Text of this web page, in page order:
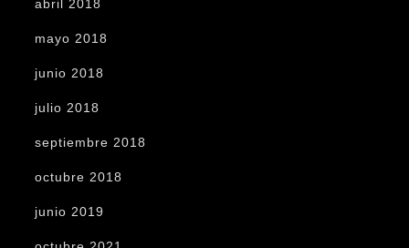
abril 2018
mayo 2018
junio 2018
julio 2018
septiembre 2018
octubre 2018
junio 2019